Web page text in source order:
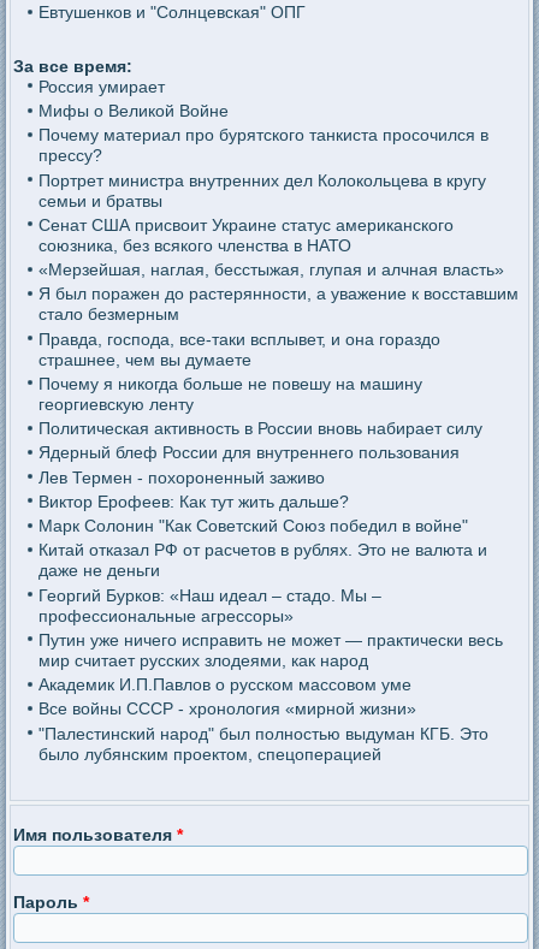
Евтушенков и "Солнцевская" ОПГ
За все время:
Россия умирает
Мифы о Великой Войне
Почему материал про бурятского танкиста просочился в
прессу?
Портрет министра внутренних дел Колокольцева в кругу
семьи и братвы
Сенат США присвоит Украине статус американского
союзника, без всякого членства в НАТО
«Мерзейшая, наглая, бесстыжая, глупая и алчная власть»
Я был поражен до растерянности, а уважение к восставшим
стало безмерным
Правда, господа, все-таки всплывет, и она гораздо
страшнее, чем вы думаете
Почему я никогда больше не повешу на машину
георгиевскую ленту
Политическая активность в России вновь набирает силу
Ядерный блеф России для внутреннего пользования
Лев Термен - похороненный заживо
Виктор Ерофеев: Как тут жить дальше?
Марк Солонин "Как Советский Союз победил в войне"
Китай отказал РФ от расчетов в рублях. Это не валюта и
даже не деньги
Георгий Бурков: «Наш идеал – стадо. Мы –
профессиональные агрессоры»
Путин уже ничего исправить не может — практически весь
мир считает русских злодеями, как народ
Академик И.П.Павлов о русском массовом уме
Все войны СССР - хронология «мирной жизни»
"Палестинский народ" был полностью выдуман КГБ. Это
было лубянским проектом, спецоперацией
Имя пользователя*
Пароль*